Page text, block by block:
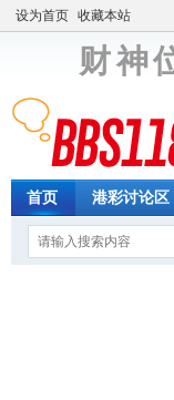
设为首页 收藏本站
财 神
首页 港彩讨论区